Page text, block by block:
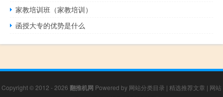
家教培训班（家教培训）
函授大专的优势是什么
Copyright © 2012 - 2026 翻推机网 Powered by 网站分类目录 | 精选推荐文章 | 网站